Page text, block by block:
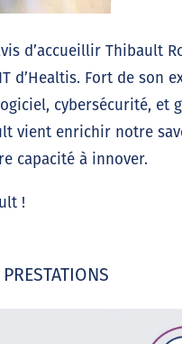
d’accueillir Thibault
d’Healtis. Fort de son
cybersécurité, et
vient enrichir notre
capacité à innover.
!